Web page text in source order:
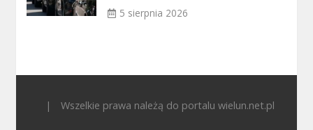
5 sierpnia 2026
| Wszelkie prawa należą do portalu wielun.net.pl